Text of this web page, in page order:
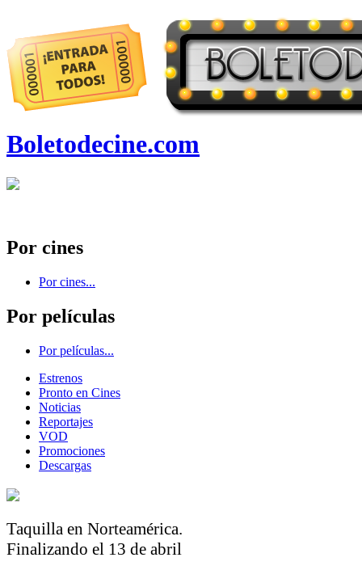
Boletodecine.com
Por cines
Por cines...
Por películas
Por películas...
Estrenos
Pronto en Cines
Noticias
Reportajes
VOD
Promociones
Descargas
Taquilla en Norteamérica.
Finalizando el 13 de abril